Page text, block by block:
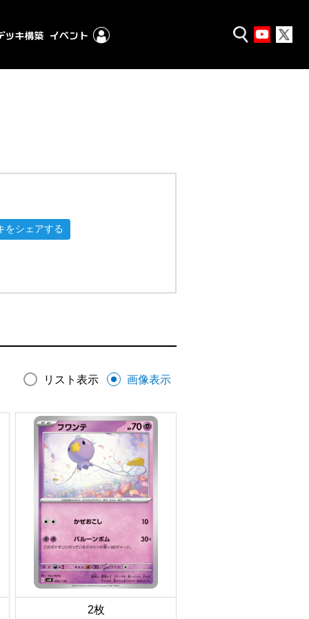
をシェアする
リスト表示 画像表示
2枚